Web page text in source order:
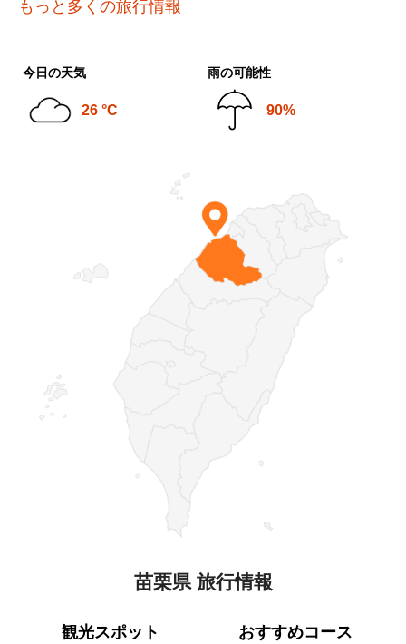
もっと多くの旅行情報
今日の天気
26 °C
雨の可能性
90%
苗栗県 旅行情報
観光スポット おすすめコース